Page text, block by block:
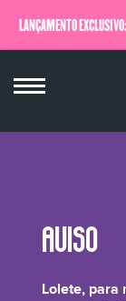
LANÇAMENTO
Lolete, para